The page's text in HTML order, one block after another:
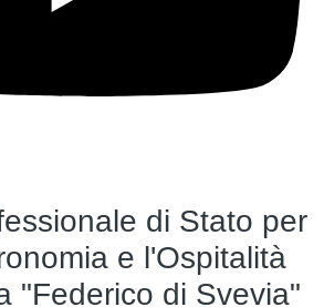
di Stato per
e l'Ospitalità
"Federico di Svevia"